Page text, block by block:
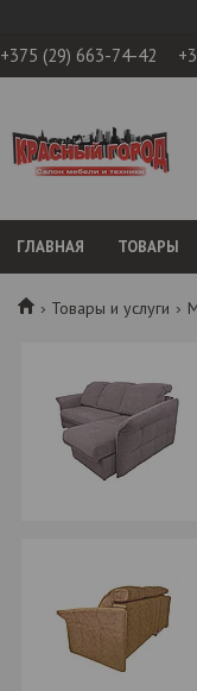
+375 (29) 663-74-42
ГЛАВНАЯ ТОВАРЫ
Товары и услуги